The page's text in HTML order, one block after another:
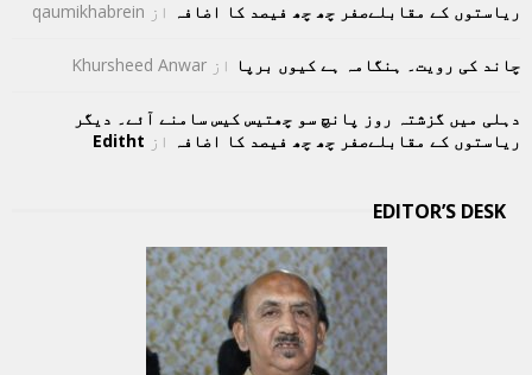
ریاستوں کے مقابلےصفر چھ چھ فیصد کا اضافہ
از qaumikhabrein
چاند کی رویت۔ ہنگامہ ہے کیوں برپا از Khursheed Anwar
دہلی میں گزشتہ روز پانچ سو چھتیس کیس سامنے آئے۔ دیگر
ریاستوں کے مقابلےصفر چھ چھ فیصد کا اضافہ
از Editht
EDITOR’S DESK